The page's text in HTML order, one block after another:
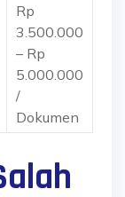
Rp
3.500.000
– Rp
5.000.000
/
Dokumen